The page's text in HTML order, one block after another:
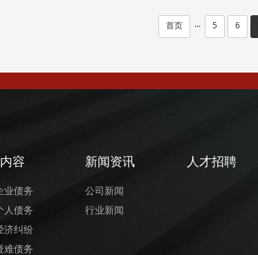
首页 ··· 5 6
容
业债务
人债务
济纠纷
难债务
新闻资讯
公司新闻
行业新闻
人才招聘